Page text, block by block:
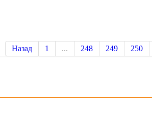
Назад 1 ... 248 249 250